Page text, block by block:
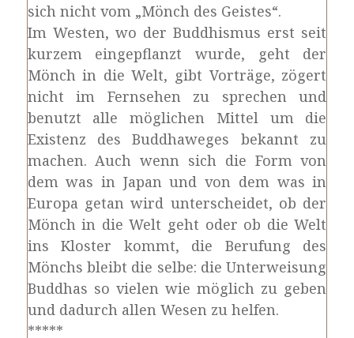
sich nicht vom „Mönch des Geistes“.
Im Westen, wo der Buddhismus erst seit
kurzem eingepflanzt wurde, geht der
Mönch in die Welt, gibt Vorträge, zögert
nicht im Fernsehen zu sprechen und
benutzt alle möglichen Mittel um die
Existenz des Buddhaweges bekannt zu
machen. Auch wenn sich die Form von
dem was in Japan und von dem was in
Europa getan wird unterscheidet, ob der
Mönch in die Welt geht oder ob die Welt
ins Kloster kommt, die Berufung des
Mönchs bleibt die selbe: die Unterweisung
Buddhas so vielen wie möglich zu geben
und dadurch allen Wesen zu helfen.
*****